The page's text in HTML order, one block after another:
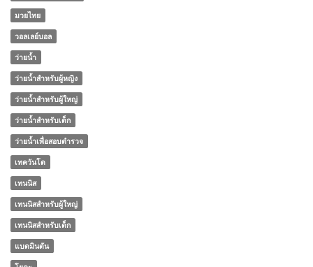
มวยไทย
วอลเลย์บอล
ว่ายน้ำ
ว่ายน้ำสำหรับผู้หญิง
ว่ายน้ำสำหรับผู้ใหญ่
ว่ายน้ำสำหรับเด็ก
ว่ายน้ำเพื่อสอบตำรวจ
เทควันโด
เทนนิส
เทนนิสสำหรับผู้ใหญ่
เทนนิสสำหรับเด็ก
แบดมินตัน